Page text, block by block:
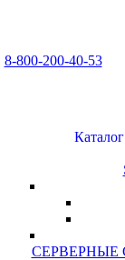
8-800-200-40-53